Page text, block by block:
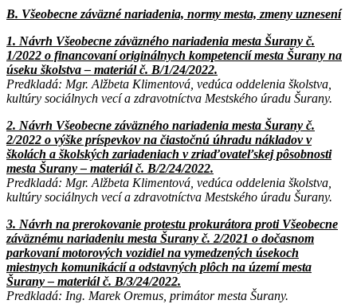
B. Všeobecne záväzné nariadenia, normy mesta, zmeny uznesení
1. Návrh Všeobecne záväzného nariadenia mesta Šurany č.
1/2022 o financovaní originálnych kompetencií mesta Šurany na
úseku školstva – materiál č. B/1/24/2022.
Predkladá: Mgr. Alžbeta Klimentová, vedúca oddelenia školstva,
kultúry sociálnych vecí a zdravotníctva Mestského úradu Šurany.
2. Návrh Všeobecne záväzného nariadenia mesta Šurany č.
2/2022 o výške príspevkov na čiastočnú úhradu nákladov v
školách a školských zariadeniach v zriaďovateľskej pôsobnosti
mesta Šurany – materiál č. B/2/24/2022.
Predkladá: Mgr. Alžbeta Klimentová, vedúca oddelenia školstva,
kultúry sociálnych vecí a zdravotníctva Mestského úradu Šurany.
3. Návrh na prerokovanie protestu prokurátora proti Všeobecne
záväznému nariadeniu mesta Šurany č. 2/2021 o dočasnom
parkovaní motorových vozidiel na vymedzených úsekoch
miestnych komunikácií a odstavných plôch na území mesta
Šurany – materiál č. B/3/24/2022.
Predkladá: Ing. Marek Oremus, primátor mesta Šurany.